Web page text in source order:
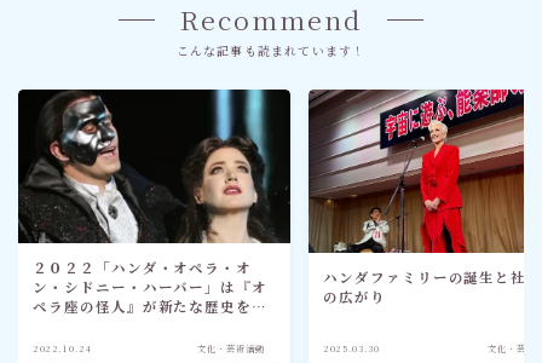
Recommend
こんな記事も読まれています！
２０２２「ハンダ・オペラ・オ
ン・シドニー・ハーバー」は『オ
ペラ座の怪人』が新たな歴史を作
2022.10.24 文化・芸術活動
ハンダファミリーの誕生と社
の広がり
2025.03.30 文化・芸術